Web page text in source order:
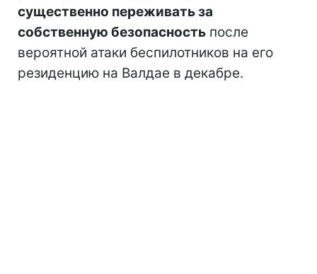
существенно переживать за
собственную безопасность после
вероятной атаки беспилотников на его
резиденцию на Валдае в декабре.